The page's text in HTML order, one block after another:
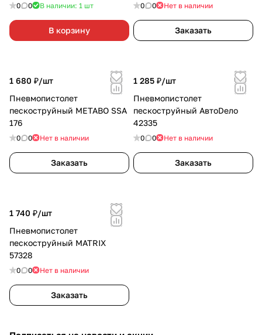
0 0 В наличии: 1 шт
В корзину
0 0 Нет в наличии
Заказать
1 680 ₽/шт
Пневмопистолет
пескоструйный METABO SSA
176
0 0 Нет в наличии
Заказать
1 285 ₽/шт
Пневмопистолет
пескоструйный АвтоDело
42335
0 0 Нет в наличии
Заказать
1 740 ₽/шт
Пневмопистолет
пескоструйный MATRIX
57328
0 0 Нет в наличии
Заказать